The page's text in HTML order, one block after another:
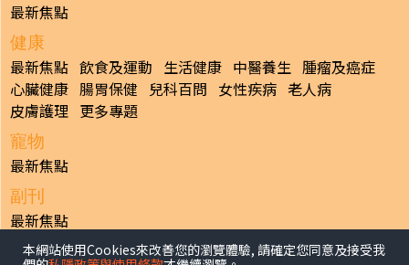
最新焦點
健康
最新焦點 飲食及運動 生活健康 中醫養生 腫瘤及癌症
心臟健康 腸胃保健 兒科百問 女性疾病 老人病
皮膚護理 更多專題
寵物
最新焦點
副刊
最新焦點
日報
本網站使用Cookies來改善您的瀏覽體驗, 請確定您同意及接受我